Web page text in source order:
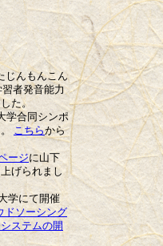
じんもんこん
者発音能力
た。
学合同シンポ
こちらから
ージに山下
げられまし
学にて開催
ドソーシング
ステムの開